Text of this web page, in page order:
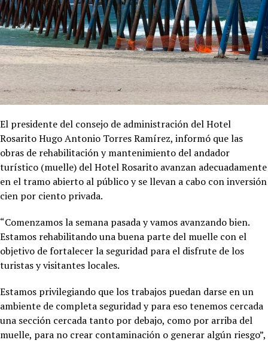
El presidente del consejo de administración del Hotel
Rosarito Hugo Antonio Torres Ramírez, informó que las
obras de rehabilitación y mantenimiento del andador
turístico (muelle) del Hotel Rosarito avanzan adecuadamente
en el tramo abierto al público y se llevan a cabo con inversión
cien por ciento privada.
“Comenzamos la semana pasada y vamos avanzando bien.
Estamos rehabilitando una buena parte del muelle con el
objetivo de fortalecer la seguridad para el disfrute de los
turistas y visitantes locales.
Estamos privilegiando que los trabajos puedan darse en un
ambiente de completa seguridad y para eso tenemos cercada
una sección cercada tanto por debajo, como por arriba del
muelle, para no crear contaminación o generar algún riesgo”,